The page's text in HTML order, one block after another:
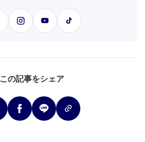
この記事をシェア